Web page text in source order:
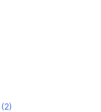
(2)